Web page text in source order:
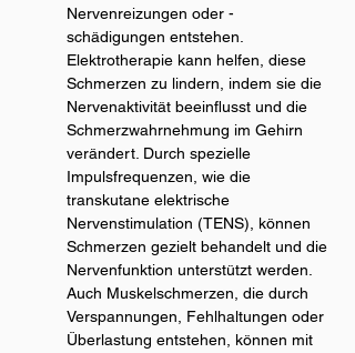
Nervenreizungen oder -
schädigungen entstehen.
Elektrotherapie kann helfen, diese
Schmerzen zu lindern, indem sie die
Nervenaktivität beeinflusst und die
Schmerzwahrnehmung im Gehirn
verändert. Durch spezielle
Impulsfrequenzen, wie die
transkutane elektrische
Nervenstimulation (TENS), können
Schmerzen gezielt behandelt und die
Nervenfunktion unterstützt werden.
Auch Muskelschmerzen, die durch
Verspannungen, Fehlhaltungen oder
Überlastung entstehen, können mit